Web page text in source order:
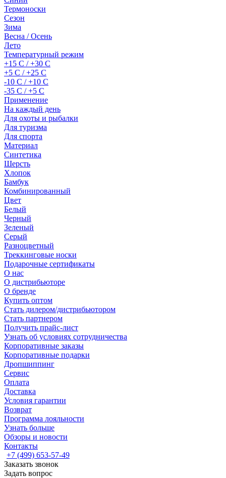
Термоноски
Сезон
Зима
Весна / Осень
Лето
Температурный режим
+15 С / +30 С
+5 С / +25 С
-10 С / +10 С
-35 С / +5 С
Применение
На каждый день
Для охоты и рыбалки
Для туризма
Для спорта
Материал
Синтетика
Шерсть
Хлопок
Бамбук
Комбинированный
Цвет
Белый
Черный
Зеленый
Серый
Разноцветный
Треккинговые носки
Подарочные сертификаты
О нас
О дистрибьюторе
О бренде
Купить оптом
Стать дилером/дистрибьютором
Стать партнером
Получить прайс-лист
Узнать об условиях сотрудничества
Корпоративные заказы
Корпоративные подарки
Дропшиппинг
Сервис
Оплата
Доставка
Условия гарантии
Возврат
Программа лояльности
Узнать больше
Обзоры и новости
Контакты
+7 (499) 653-57-49
Заказать звонок
Задать вопрос